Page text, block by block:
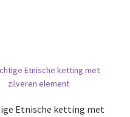
Etnische ketting met